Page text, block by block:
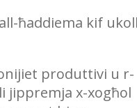
ħaddiema kif ukoll
produttivi u r-
jippremja x-xogħol